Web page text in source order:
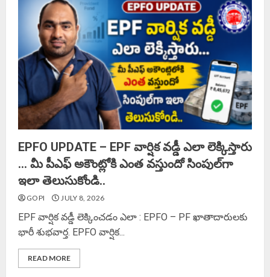
EPFO UPDATE – EPF వార్షిక వడ్డీ ఎలా లెక్కిస్తారు
… మీ పీఎఫ్ అకౌంట్లోకి ఎంత వస్తుందో సింపుల్‌గా
ఇలా తెలుసుకోండి..
GOPI JULY 8, 2026
EPF వార్షిక వడ్డీ లెక్కించడం ఎలా : EPFO – PF ఖాతాదారులకు
భారీ శుభవార్త. EPFO వార్షిక...
READ MORE